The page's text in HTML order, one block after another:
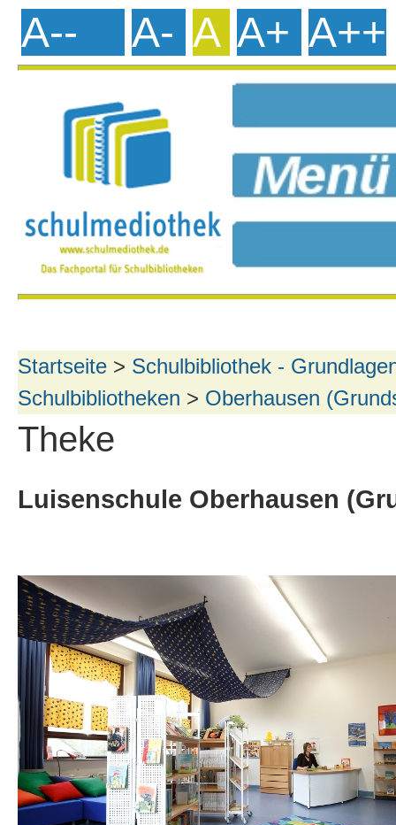
A-- A- A A+ A++
Startseite > Schulbibliothek -
Schulbibliotheken > Oberhausen
Theke
Luisenschule Oberhausen